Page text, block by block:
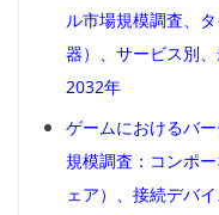
ル市場規模調査、
器）、サービス別
2032年
ゲームにおけるバ
規模調査：コンポ
ェア）、接続デバ